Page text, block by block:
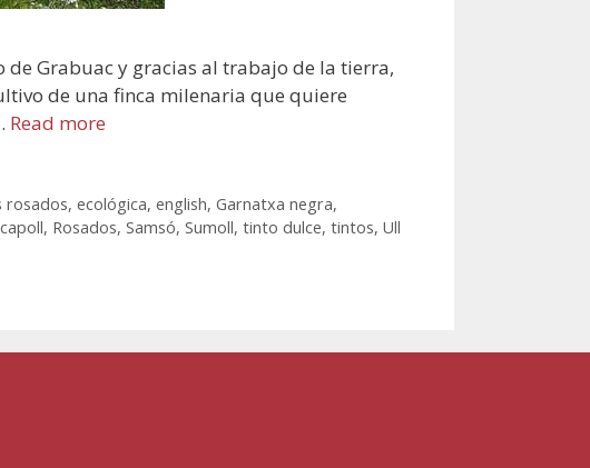
Grabuac y gracias al trabajo de la tierra,
de una finca milenaria que quiere
Read more
rosados, ecológica, english, Garnatxa negra,
, Rosados, Samsó, Sumoll, tinto dulce, tintos, Ull